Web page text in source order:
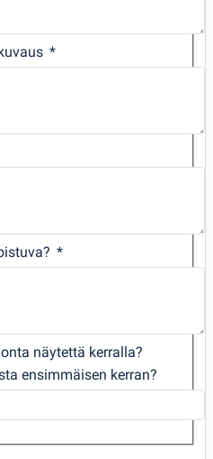
näytettä kerralla?
ensimmäisen kerran?